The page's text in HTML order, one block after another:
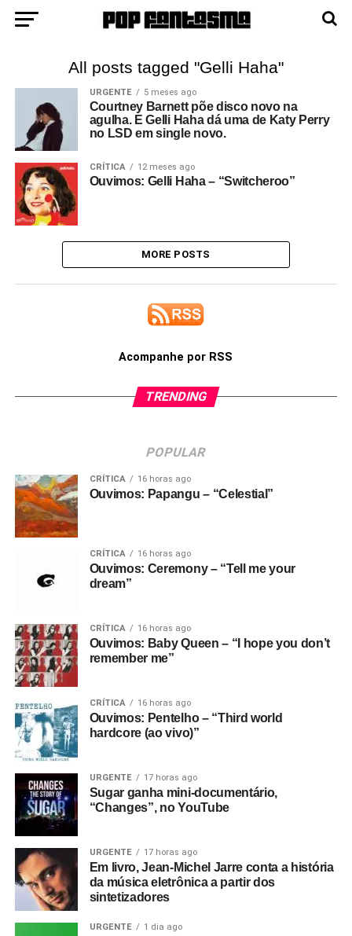
All posts tagged "Gelli Haha"
URGENTE 5 meses ago
Courtney Barnett põe disco novo na
agulha. E Gelli Haha dá uma de Katy Perry
no LSD em single novo.
CRÍTICA 12 meses ago
Ouvimos: Gelli Haha – “Switcheroo”
MORE POSTS
Acompanhe por RSS
TRENDING
POPULAR
CRÍTICA 16 horas ago
Ouvimos: Papangu – “Celestial”
CRÍTICA 16 horas ago
Ouvimos: Ceremony – “Tell me your
dream”
CRÍTICA 16 horas ago
Ouvimos: Baby Queen – “I hope you don’t
remember me”
CRÍTICA 16 horas ago
Ouvimos: Pentelho – “Third world
hardcore (ao vivo)”
URGENTE 17 horas ago
Sugar ganha mini-documentário,
“Changes”, no YouTube
URGENTE 17 horas ago
Em livro, Jean-Michel Jarre conta a história
da música eletrônica a partir dos
sintetizadores
URGENTE 1 dia ago